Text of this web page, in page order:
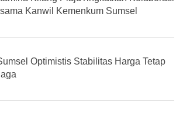
Kanwil Kemenkum Sumsel
Optimistis Stabilitas Harga Tetap